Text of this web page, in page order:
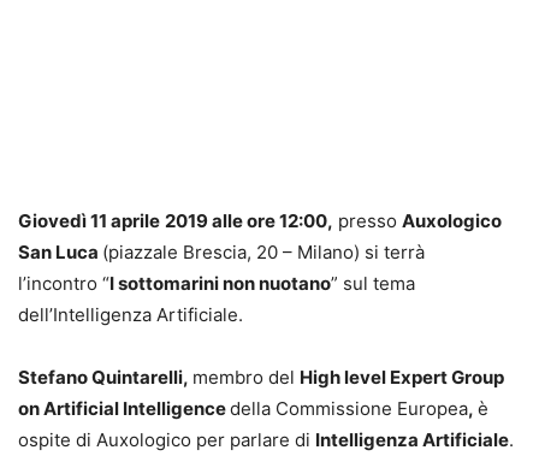
Giovedì 11 aprile 2019 alle ore 12:00, presso Auxologico
San Luca (piazzale Brescia, 20 – Milano) si terrà
l’incontro “I sottomarini non nuotano” sul tema
dell’Intelligenza Artificiale.
Stefano Quintarelli, membro del High level Expert Group
on Artificial Intelligencedella Commissione Europea, è
ospite di Auxologico per parlare di Intelligenza Artificiale.